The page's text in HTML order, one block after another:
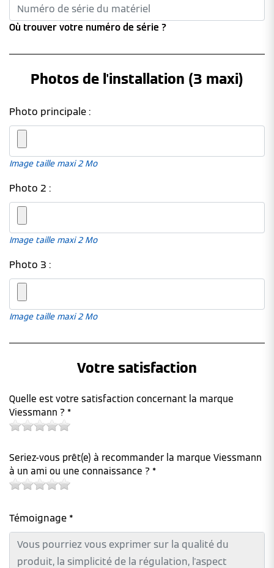
Où trouver votre numéro de série ?
Photos de l'installation (3 maxi)
Photo principale :
Image taille maxi 2 Mo
Photo 2 :
Image taille maxi 2 Mo
Photo 3 :
Image taille maxi 2 Mo
Votre satisfaction
Quelle est votre satisfaction concernant la marque
Viessmann ? *
Seriez-vous prêt(e) à recommander la marque Viessmann
à un ami ou une connaissance ? *
Témoignage *